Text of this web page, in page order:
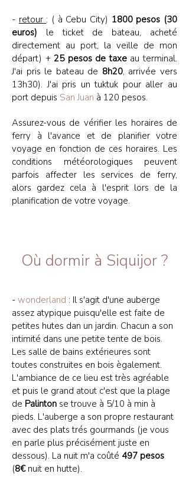
- retour : ( à Cebu City) 1800 pesos (30
euros) le ticket de bateau, acheté
directement au port, la veille de mon
départ) +25 pesos de taxe au terminal.
J'ai pris le bateau de 8h20, arrivée vers
13h30). J'ai pris un tuktuk pour aller au
port depuis San Juan à 120 pesos.
Assurez-vous de vérifier les horaires de
ferry à l'avance et de planifier votre
voyage en fonction de ces horaires. Les
conditions météorologiques peuvent
parfois affecter les services de ferry,
alors gardez cela à l'esprit lors de la
planification de votre voyage.
Où dormir à Siquijor ?
- wonderland : Il s'agit d'une auberge
assez atypique puisqu'elle est faite de
petites hutes dan un jardin. Chacun a son
intimité dans une petite tente de bois.
Les salle de bains extérieures sont
toutes construites en bois ègalement.
L'ambiance de ce lieu est très agréable
et puis le grand atout c'est que la plage
de Palinton se trouve à 5/10 à min à
pieds. L'auberge a son propre restaurant
avec des plats trés gourmands (je vous
en parle plus précisément juste en
dessous). La nuit m'a coûté 497 pesos
(8€nuit en hutte).